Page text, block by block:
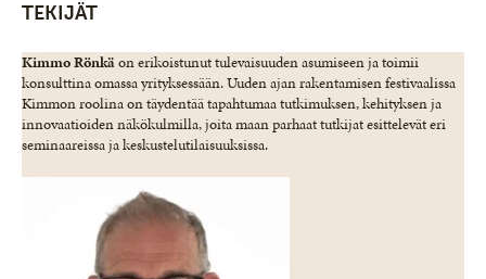
TEKIJÄT
Kimmo Rönkäon erikoistunut tulevaisuuden asumiseen ja toimii
konsulttina omassa yrityksessään. Uuden ajan rakentamisen festivaalissa
Kimmon roolina on täydentää tapahtumaa tutkimuksen, kehityksen ja
innovaatioiden näkökulmilla, joita maan parhaat tutkijat esittelevät eri
seminaareissa ja keskustelutilaisuuksissa.